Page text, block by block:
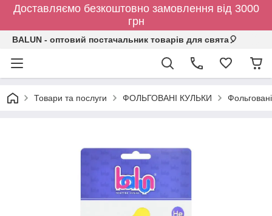
Доставляємо безкоштовно замовлення від 3000
грн
BALUN - оптовий постачальник товарів для свята🎈
Товари та послуги ФОЛЬГОВАНІ КУЛЬКИ